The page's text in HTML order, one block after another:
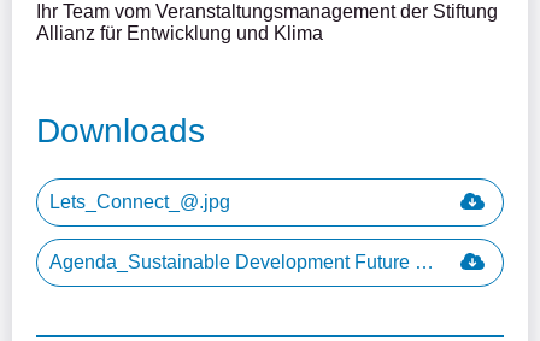
Ihr Team vom Veranstaltungsmanagement der Stiftung
Allianz für Entwicklung und Klima
Downloads
Lets_Connect_@.jpg
Agenda_Sustainable Development Future Forum 2026.pdf